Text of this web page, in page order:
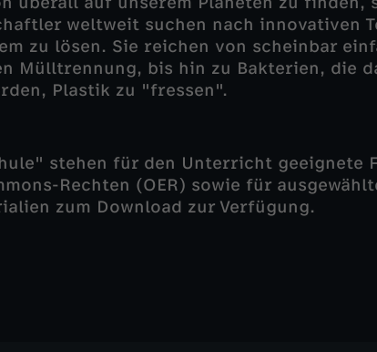
weltweit suchen nach innovativen
zu lösen. Sie reichen von scheinbar
Mülltrennung, bis hin zu Bakterien, die
Plastik zu "fressen".
stehen für den Unterricht geeignete
Rechten (OER) sowie für
zum Download zur Verfügung.